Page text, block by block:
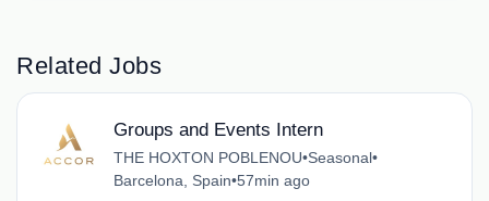
Related Jobs
Groups and Events Intern
THE HOXTON POBLENOU•Seasonal•
Barcelona, Spain•57min ago